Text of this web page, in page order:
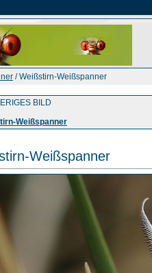
/ Weißstirn-Weißspanner
BILD
Weißspanner
Weißspanner